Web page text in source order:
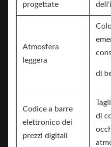
progettate
Atmosfera
leggera
di
Codice a barre
elettronico dei
prezzi digitali
di